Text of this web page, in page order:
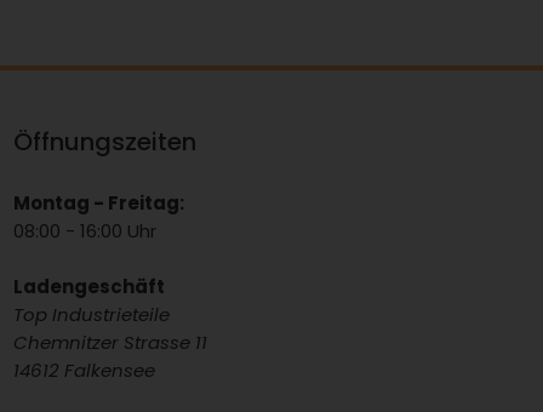
Öffnungszeiten
Montag - Freitag:
08:00 - 16:00 Uhr
Ladengeschäft
Top Industrieteile
Chemnitzer Strasse 11
14612 Falkensee